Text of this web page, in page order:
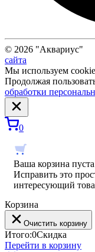
© 2026 "Аквариус"
сайта
Мы используем
Продолжая
обработки
0
Ваша корзина пуста
Исправить это
интересующий
Корзина
Очистить корзину
Итого:0Скидка
Перейти в корзину